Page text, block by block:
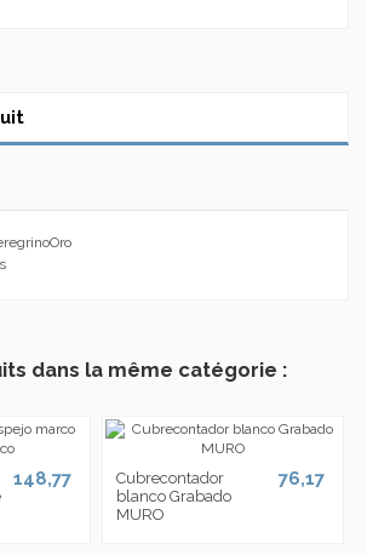
dans la même catégorie :
148,77
Cubrecontador
blanco Grabado
MURO
76,17